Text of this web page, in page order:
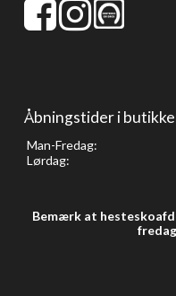
Åbningstider i
Man-Fredag:
Lørdag:
Bemærk at